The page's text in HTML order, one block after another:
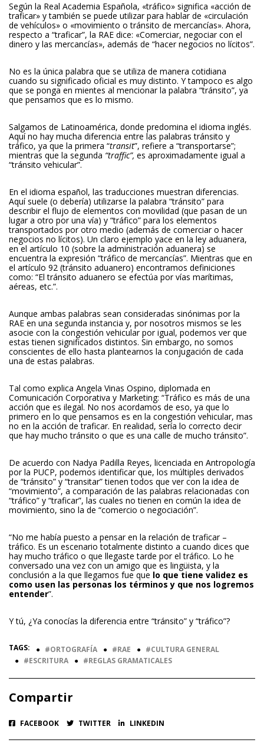
Según la Real Academia Española, «tráfico» significa «acción de
traficar» y también se puede utilizar para hablar de «circulación
de vehículos» o «movimiento o tránsito de mercancías». Ahora,
respecto a “traficar”, la RAE dice: «Comerciar, negociar con el
dinero y las mercancías», además de “hacer negocios no lícitos”.
No es la única palabra que se utiliza de manera cotidiana
cuando su significado oficial es muy distinto. Y tampoco es algo
que se ponga en mientes al mencionar la palabra “tránsito”, ya
que pensamos que es lo mismo.
Salgamos de Latinoamérica, donde predomina el idioma inglés.
Aquí no hay mucha diferencia entre las palabras tránsito y
tráfico, ya que la primera “transit”, refiere a “transportarse”;
mientras que la segunda “traffic”, es aproximadamente igual a
“tránsito vehicular”.
En el idioma español, las traducciones muestran diferencias.
Aquí suele (o debería) utilizarse la palabra “tránsito” para
describir el flujo de elementos con movilidad (que pasan de un
lugar a otro por una vía) y “tráfico” para los elementos
transportados por otro medio (además de comerciar o hacer
negocios no lícitos). Un claro ejemplo yace en la ley aduanera,
en el artículo 10 (sobre la administración aduanera) se
encuentra la expresión “tráfico de mercancías”. Mientras que en
el artículo 92 (tránsito aduanero) encontramos definiciones
como: “El tránsito aduanero se efectúa por vías marítimas,
aéreas, etc.”.
Aunque ambas palabras sean consideradas sinónimas por la
RAE en una segunda instancia y, por nosotros mismos se les
asocie con la congestión vehicular por igual, podemos ver que
estas tienen significados distintos. Sin embargo, no somos
conscientes de ello hasta plantearnos la conjugación de cada
una de estas palabras.
Tal como explica Angela Vinas Ospino, diplomada en
Comunicación Corporativa y Marketing: “Tráfico es más de una
acción que es ilegal. No nos acordamos de eso, ya que lo
primero en lo que pensamos es en la congestión vehicular, mas
no en la acción de traficar. En realidad, sería lo correcto decir
que hay mucho tránsito o que es una calle de mucho tránsito”.
De acuerdo con Nadya Padilla Reyes, licenciada en Antropología
por la PUCP, podemos identificar que, los múltiples derivados
de “tránsito” y “transitar” tienen todos que ver con la idea de
“movimiento”, a comparación de las palabras relacionadas con
“tráfico” y “traficar”, las cuales no tienen en común la idea de
movimiento, sino la de “comercio o negociación”.
“No me había puesto a pensar en la relación de traficar –
tráfico. Es un escenario totalmente distinto a cuando dices que
hay mucho tráfico o que llegaste tarde por el tráfico. Lo he
conversado una vez con un amigo que es lingüista, y la
conclusión a la que llegamos fue que lo que tiene validez es
como usen las personas los términos y que nos logremos
entender”.
Y tú, ¿Ya conocías la diferencia entre “tránsito” y “tráfico”?
TAGS: ● ORTOGRAFÍA ● RAE ●
CULTURA GENERAL
●
ESCRITURA ● REGLAS GRAMATICALES
Compartir
FACEBOOK TWITTER LINKEDIN